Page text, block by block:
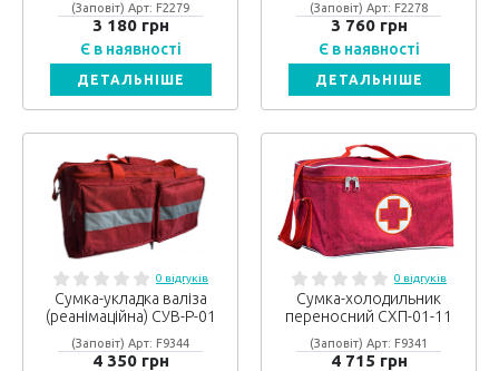
(Заповіт) Арт: F2279
3 180 грн
Є в наявності
ДЕТАЛЬНІШЕ
(Заповіт) Арт: F2278
3 760 грн
Є в наявності
ДЕТАЛЬНІШЕ
0 відгуків
Сумка-укладка валіза
(реанімаційна) СУВ-Р-01
(Заповіт) Арт: F9344
4 350 грн
0 відгуків
Сумка-холодильник
переносний СХП-01-11
(Заповіт) Арт: F9341
4 715 грн